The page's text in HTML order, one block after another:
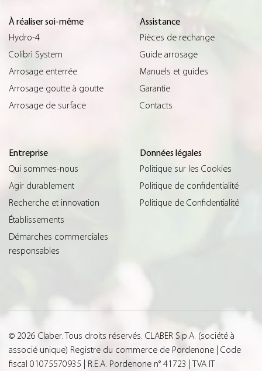
À réaliser soi-même
Hydro-4
Colibrì System
Arrosage enterrée
Arrosage goutte à goutte
Arrosage de surface
Assistance
Pièces de rechange
Guide arrosage
Manuels et guides
Garantie
Contacts
Entreprise
Qui sommes-nous
Agir durablement
Recherche et innovation
Établissements
Démarches commerciales
responsables
Données légales
Politique sur les Cookies
Politique de confidentialité
Politique de Confidentialité
© 2026 Claber. Tous droits réservés. CLABER S.p.A. (société à
associé unique) Registre du commerce de Pordenone | Code
fiscal 01075570935 | R.E.A. Pordenone n° 41723 | TVA IT